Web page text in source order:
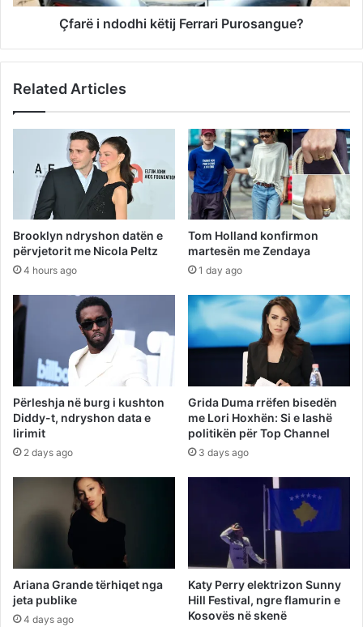
Çfarë i ndodhi këtij Ferrari Purosangue?
Related Articles
Brooklyn ndryshon datën e
përvjetorit me Nicola Peltz
4 hours ago
Tom Holland konfirmon
martesën me Zendaya
1 day ago
Përleshja në burg i kushton
Diddy-t, ndryshon data e
lirimit
2 days ago
Grida Duma rrëfen bisedën
me Lori Hoxhën: Si e lashë
politikën për Top Channel
3 days ago
Ariana Grande tërhiqet nga
jeta publike
4 days ago
Katy Perry elektrizon Sunny
Hill Festival, ngre flamurin e
Kosovës në skenë